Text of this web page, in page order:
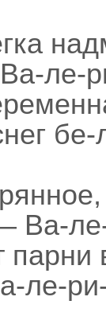
ле-
бе-
Ва-
парни
ле-